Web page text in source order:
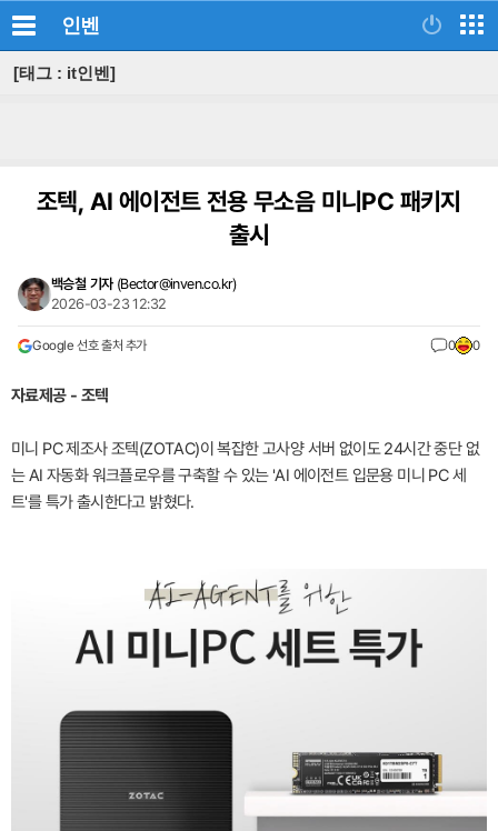
인벤
[태그 : it인벤]
조텍, AI 에이전트 전용 무소음 미니PC 패키지
출시
백승철 기자 (Bector@inven.co.kr)
2026-03-23 12:32
Google 선호 출처 추가 0 0
자료제공 - 조텍
미니 PC 제조사 조텍(ZOTAC)이 복잡한 고사양 서버 없이도 24시간 중단 없
는 AI 자동화 워크플로우를 구축할 수 있는 'AI 에이전트 입문용 미니 PC 세
트'를 특가 출시한다고 밝혔다.